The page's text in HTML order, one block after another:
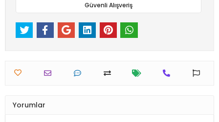
Güvenli Alışveriş
Yorumlar